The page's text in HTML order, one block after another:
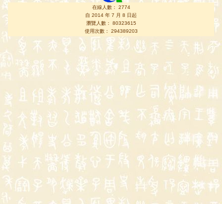
在線人數： 2774
自 2014 年 7 月 8 日起
瀏覽人數： 80323615
使用次數： 294389203